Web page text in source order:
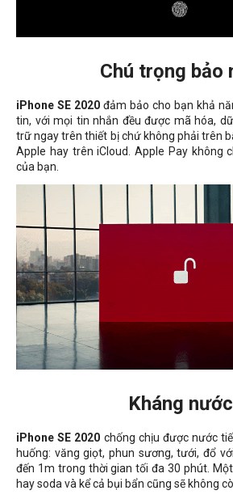
Chú trọng bảo
iPhone SE 2020 đảm bảo cho bạn khả
tin, với mọi tin nhắn đều được mã hóa,
trữ ngay trên thiết bị chứ không phải trên
Apple hay trên iCloud. Apple Pay không
của bạn.
Kháng nước
iPhone SE 2020 chống chịu được nước
huống: văng giọt, phun sương, tưới, đổ
đến 1m trong thời gian tối đa 30 phút.
hay soda và kể cả bụi bẩn cũng sẽ không